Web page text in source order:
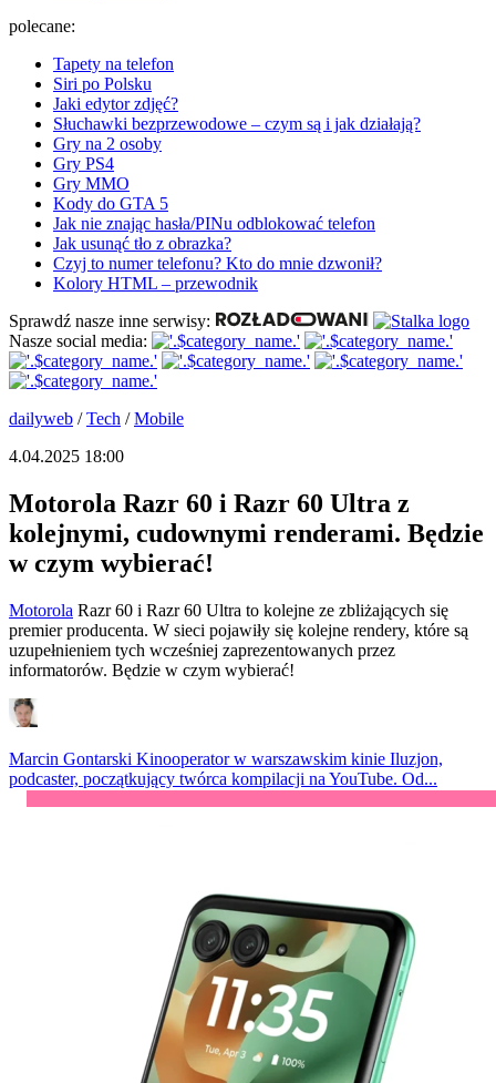
polecane:
Tapety na telefon
Siri po Polsku
Jaki edytor zdjęć?
Słuchawki bezprzewodowe – czym są i jak działają?
Gry na 2 osoby
Gry PS4
Gry MMO
Kody do GTA 5
Jak nie znając hasła/PINu odblokować telefon
Jak usunąć tło z obrazka?
Czyj to numer telefonu? Kto do mnie dzwonił?
Kolory HTML – przewodnik
Sprawdź nasze inne serwisy:
Nasze social media:
dailyweb /Tech /Mobile
4.04.2025 18:00
Motorola Razr 60 i Razr 60 Ultra z
kolejnymi, cudownymi renderami. Będzie
w czym wybierać!
Motorola Razr 60 i Razr 60 Ultra to kolejne ze zbliżających się
premier producenta. W sieci pojawiły się kolejne rendery, które są
uzupełnieniem tych wcześniej zaprezentowanych przez
informatorów. Będzie w czym wybierać!
Marcin Gontarski Kinooperator w warszawskim kinie Iluzjon,
podcaster, początkujący twórca kompilacji na YouTube. Od...